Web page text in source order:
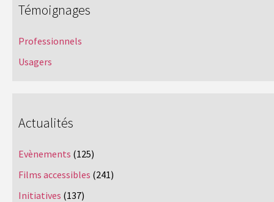
Témoignages
Professionnels
Usagers
Actualités
Evènements (125)
Films accessibles (241)
Initiatives (137)